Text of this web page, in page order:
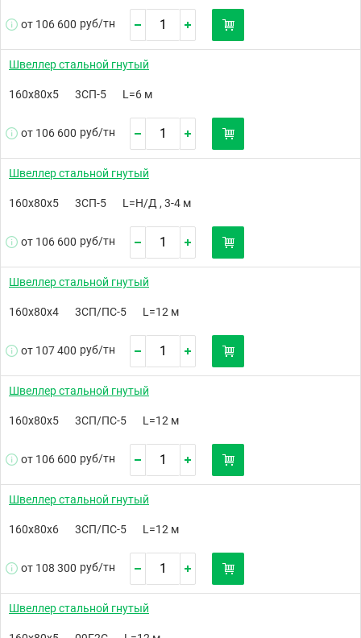
от 106 600 руб/тн
Швеллер стальной гнутый
160х80х5 3СП-5 L=6 м
от 106 600 руб/тн
Швеллер стальной гнутый
160х80х5 3СП-5 L=Н/Д , 3-4 м
от 106 600 руб/тн
Швеллер стальной гнутый
160х80х4 3СП/ПС-5 L=12 м
от 107 400 руб/тн
Швеллер стальной гнутый
160х80х5 3СП/ПС-5 L=12 м
от 106 600 руб/тн
Швеллер стальной гнутый
160х80х6 3СП/ПС-5 L=12 м
от 108 300 руб/тн
Швеллер стальной гнутый